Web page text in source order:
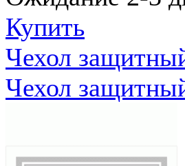
Купить
Чехол
Чехол